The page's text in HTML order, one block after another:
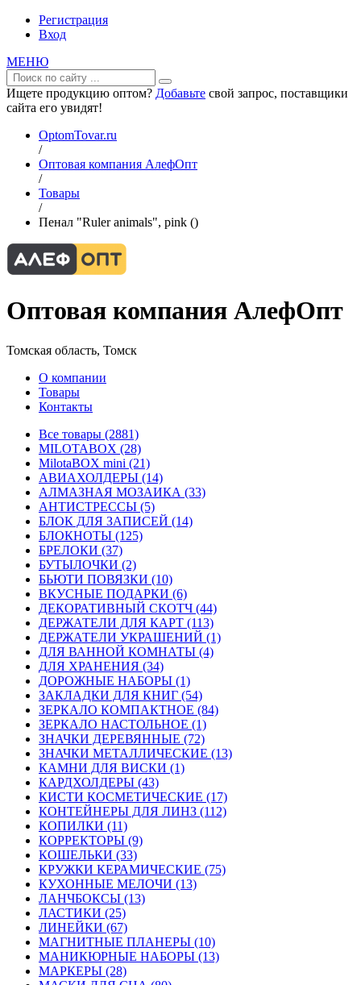
Регистрация
Вход
МЕНЮ
Ищете продукцию оптом? Добавьте свой запрос, поставщики
сайта его увидят!
OptomTovar.ru
/
Оптовая компания АлефОпт
/
Товары
/
Пенал "Ruler animals", pink ()
Оптовая компания АлефОпт
Томская область, Томск
О компании
Товары
Контакты
Все товары (2881)
MILOTABOX (28)
MilotaBOX mini (21)
АВИАХОЛДЕРЫ (14)
АЛМАЗНАЯ МОЗАИКА (33)
АНТИСТРЕССЫ (5)
БЛОК ДЛЯ ЗАПИСЕЙ (14)
БЛОКНОТЫ (125)
БРЕЛОКИ (37)
БУТЫЛОЧКИ (2)
БЬЮТИ ПОВЯЗКИ (10)
ВКУСНЫЕ ПОДАРКИ (6)
ДЕКОРАТИВНЫЙ СКОТЧ (44)
ДЕРЖАТЕЛИ ДЛЯ КАРТ (113)
ДЕРЖАТЕЛИ УКРАШЕНИЙ (1)
ДЛЯ ВАННОЙ КОМНАТЫ (4)
ДЛЯ ХРАНЕНИЯ (34)
ДОРОЖНЫЕ НАБОРЫ (1)
ЗАКЛАДКИ ДЛЯ КНИГ (54)
ЗЕРКАЛО КОМПАКТНОЕ (84)
ЗЕРКАЛО НАСТОЛЬНОЕ (1)
ЗНАЧКИ ДЕРЕВЯННЫЕ (72)
ЗНАЧКИ МЕТАЛЛИЧЕСКИЕ (13)
КАМНИ ДЛЯ ВИСКИ (1)
КАРДХОЛДЕРЫ (43)
КИСТИ КОСМЕТИЧЕСКИЕ (17)
КОНТЕЙНЕРЫ ДЛЯ ЛИНЗ (112)
КОПИЛКИ (11)
КОРРЕКТОРЫ (9)
КОШЕЛЬКИ (33)
КРУЖКИ КЕРАМИЧЕСКИЕ (75)
КУХОННЫЕ МЕЛОЧИ (13)
ЛАНЧБОКСЫ (13)
ЛАСТИКИ (25)
ЛИНЕЙКИ (67)
МАГНИТНЫЕ ПЛАНЕРЫ (10)
МАНИКЮРНЫЕ НАБОРЫ (13)
МАРКЕРЫ (28)